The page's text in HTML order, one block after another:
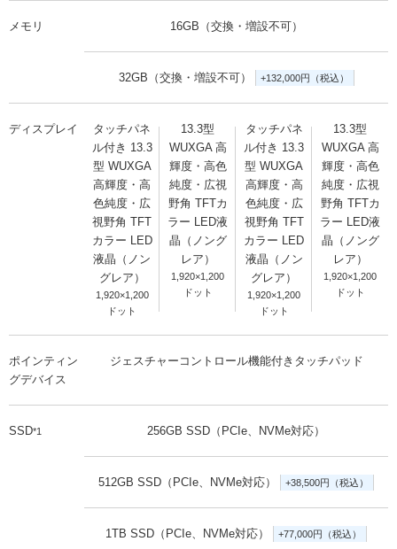
メモリ 16GB（交換・増設不可）
32GB（交換・増設不可） +132,000円（税込）
ディスプレイ
タッチパネ
ル付き 13.3
型 WUXGA
高輝度・高
色純度・広
視野角 TFT
カラー LED
液晶（ノン
グレア）
1,920×1,200
ドット
13.3型
WUXGA 高
輝度・高色
純度・広視
野角 TFTカ
ラー LED液
晶（ノング
レア）
1,920×1,200
ドット
タッチパネ
ル付き 13.3
型 WUXGA
高輝度・高
色純度・広
視野角 TFT
カラー LED
液晶（ノン
グレア）
1,920×1,200
ドット
13.3型
WUXGA 高
輝度・高色
純度・広視
野角 TFTカ
ラー LED液
晶（ノング
レア）
1,920×1,200
ドット
ポインティン
グデバイス
ジェスチャーコントロール機能付きタッチパッド
SSD*1 256GB SSD（PCIe、NVMe対応）
512GB SSD（PCIe、NVMe対応） +38,500円（税込）
1TB SSD（PCIe、NVMe対応） +77,000円（税込）